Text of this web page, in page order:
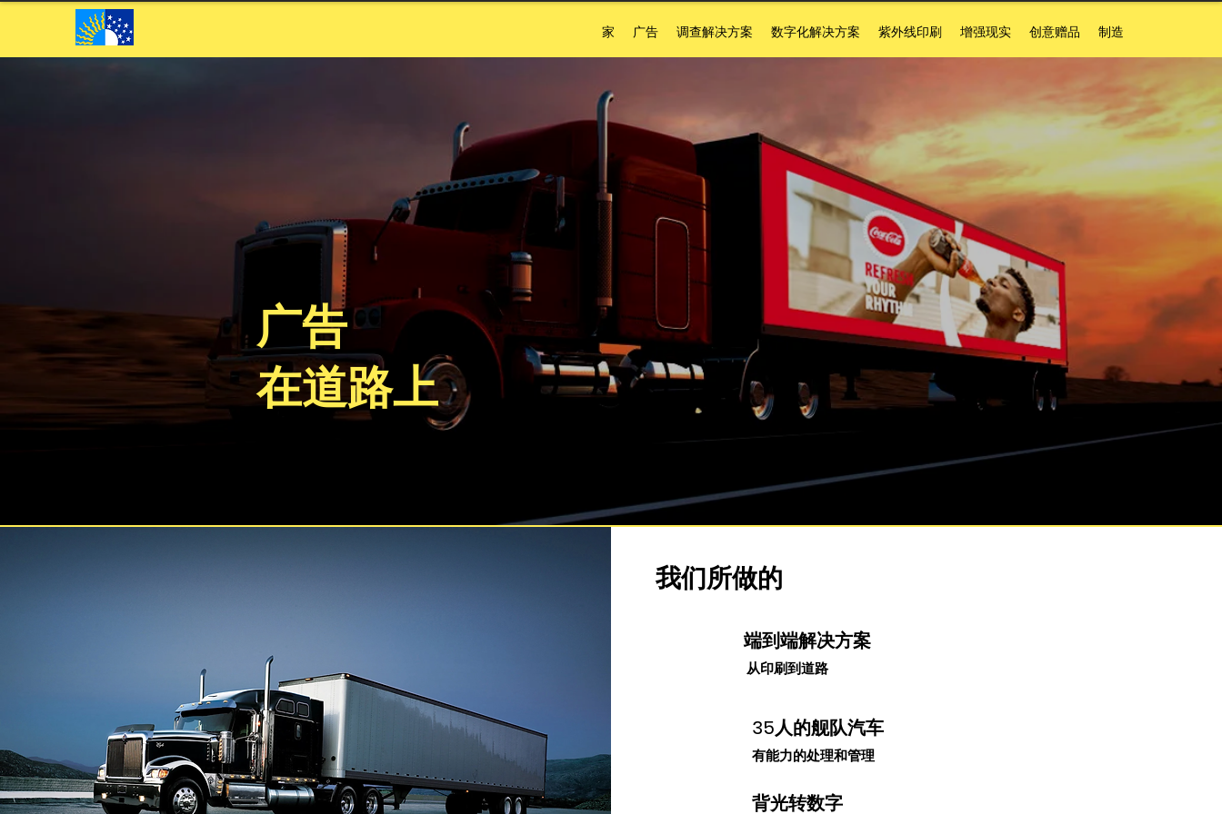
家 广告 调查解决方案 数字化解决方案 紫外线印刷 增强现实 创意赠品 制造
广告
在道路上
我们所做的
端到端解决方案
从印刷到道路
35人的舰队汽车
有能力的处理和管理
背光转数字